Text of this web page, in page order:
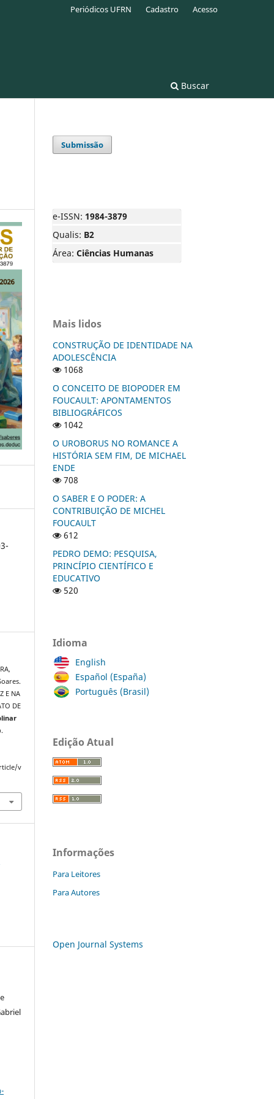
Buscar
Periódicos UFRN Cadastro Acesso
E NA
DE
v
Submissão
e-ISSN: 1984-3879
Qualis: B2
Área: Ciências Humanas
Mais lidos
CONSTRUÇÃO DE IDENTIDADE NA
ADOLESCÊNCIA
1068
O CONCEITO DE BIOPODER EM
FOUCAULT: APONTAMENTOS
BIBLIOGRÁFICOS
1042
O UROBORUS NO ROMANCE A
HISTÓRIA SEM FIM, DE MICHAEL
ENDE
708
O SABER E O PODER: A
CONTRIBUIÇÃO DE MICHEL
FOUCAULT
612
PEDRO DEMO: PESQUISA,
PRINCÍPIO CIENTÍFICO E
EDUCATIVO
520
Idioma
English
Español (España)
Português (Brasil)
Edição Atual
Informações
Para Leitores
Para Autores
Open Journal Systems